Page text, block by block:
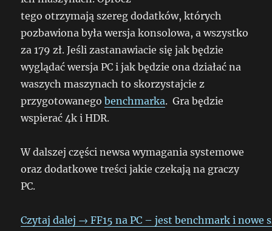
tego otrzymają szereg dodatków, których
pozbawiona była wersja konsolowa, a wszystko
za 179 zł. Jeśli zastanawiacie się jak będzie
wyglądać wersja PC i jak będzie ona działać na
waszych maszynach to skorzystajcie z
przygotowanegobenchmarka. Gra będzie
wspierać 4k i HDR.
W dalszej części newsa wymagania systemowe
oraz dodatkowe treści jakie czekają na graczy
PC.
Czytaj dalej → FF15 na PC – jest benchmark i nowe